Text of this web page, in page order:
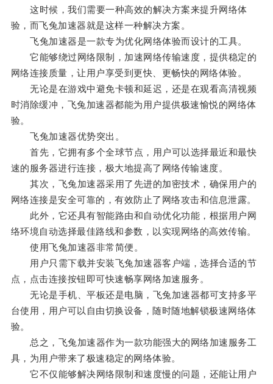
这时候，我们需要一种高效的解决方案来提升网络体
验，而飞兔加速器就是这样一种解决方案。
飞兔加速器是一款专为优化网络体验而设计的工具。
它能够绕过网络限制，加速网络传输速度，提供稳定的
网络连接质量，让用户享受到更快、更畅快的网络体验。
无论是在游戏中避免卡顿和延迟，还是在观看高清视频
时消除缓冲，飞兔加速器都能为用户提供极速愉悦的网络体
验。
飞兔加速器优势突出。
首先，它拥有多个全球节点，用户可以选择最近和最快
速的服务器进行连接，极大地提高了网络传输速度。
其次，飞兔加速器采用了先进的加密技术，确保用户的
网络连接是安全可靠的，有效防止了网络攻击和信息泄露。
此外，它还具有智能路由和自动优化功能，根据用户网
络环境自动选择最佳路线和参数，以实现网络的高效传输。
使用飞兔加速器非常简便。
用户只需下载并安装飞兔加速器客户端，选择合适的节
点，点击连接按钮即可快速畅享网络加速服务。
无论是手机、平板还是电脑，飞兔加速器都可支持多平
台使用，用户可以自由切换设备，随时随地解锁极速网络体
验。
总之，飞兔加速器作为一款功能强大的网络加速服务工
具，为用户带来了极速稳定的网络体验。
它不仅能够解决网络限制和速度慢的问题，还能让用户